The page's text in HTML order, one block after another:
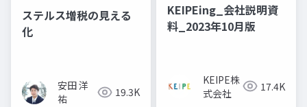
ステルス増税の見える
化
安田 洋
祐
19.3K
KEIPEing_会社説明資
料_2023年10月版
KEIPE株
式会社
17.4K